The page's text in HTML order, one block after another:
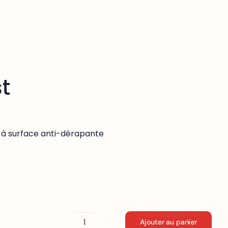
surface anti-dérapante
Ajouter au panier